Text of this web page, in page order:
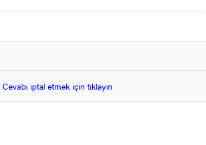
Cevabı iptal etmek için tıklayın